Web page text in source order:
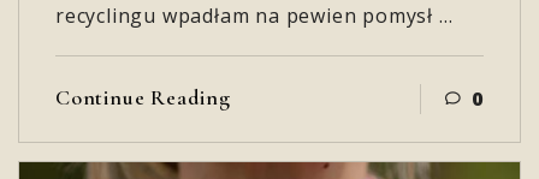
recyclingu wpadłam na pewien pomysł …
Continue Reading 0